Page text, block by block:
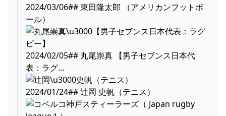
2024/03/06## 東田隆太郎 （アメリカンフットボ
ール）
2024/02/05## 丸尾崇真 【男子セブンス日本代
表：ラグ…
2024/01/24## 辻岡 史帆（テニス）